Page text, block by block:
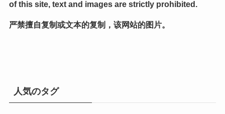
of this site, text and images are strictly prohibited.
严禁擅自复制或文本的复制，该网站的图片。
人気のタグ